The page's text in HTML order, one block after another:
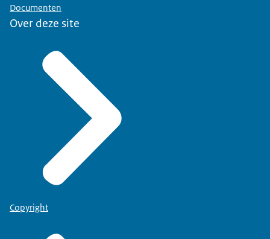
Documenten
Over deze site
Copyright